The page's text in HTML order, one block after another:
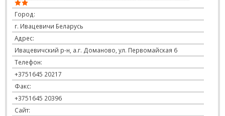
Город:
г. Ивацевичи Беларусь
Адрес:
Ивацевичский р-н, а.г. Доманово, ул. Первомайская 6
Телефон:
+3751645 20217
Факс:
+3751645 20396
Сайт: